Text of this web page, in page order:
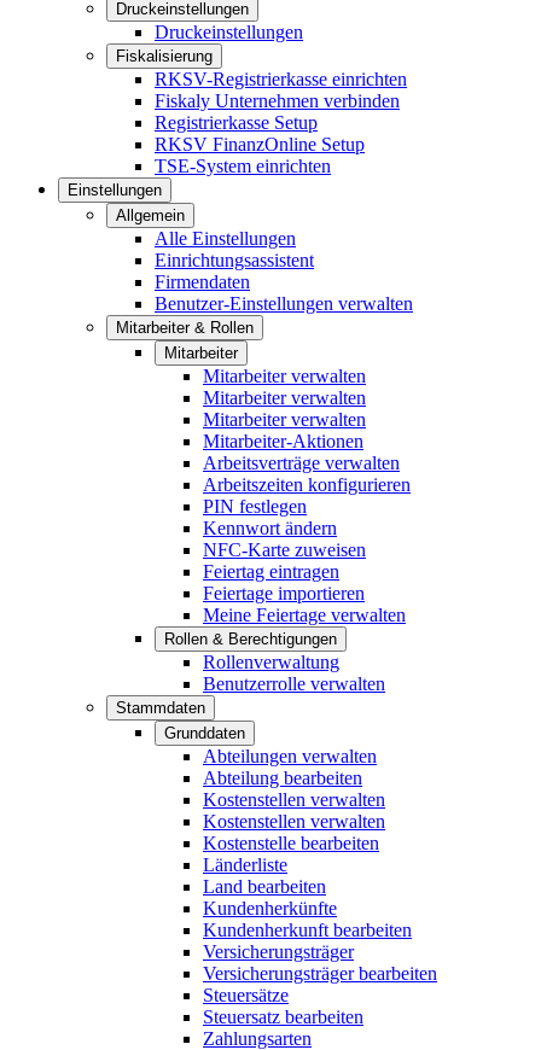
Druckeinstellungen
Druckeinstellungen
Fiskalisierung
RKSV-Registrierkasse einrichten
Fiskaly Unternehmen verbinden
Registrierkasse Setup
RKSV FinanzOnline Setup
TSE-System einrichten
Einstellungen
Allgemein
Alle Einstellungen
Einrichtungsassistent
Firmendaten
Benutzer-Einstellungen verwalten
Mitarbeiter & Rollen
Mitarbeiter
Mitarbeiter verwalten
Mitarbeiter verwalten
Mitarbeiter verwalten
Mitarbeiter-Aktionen
Arbeitsverträge verwalten
Arbeitszeiten konfigurieren
PIN festlegen
Kennwort ändern
NFC-Karte zuweisen
Feiertag eintragen
Feiertage importieren
Meine Feiertage verwalten
Rollen & Berechtigungen
Rollenverwaltung
Benutzerrolle verwalten
Stammdaten
Grunddaten
Abteilungen verwalten
Abteilung bearbeiten
Kostenstellen verwalten
Kostenstellen verwalten
Kostenstelle bearbeiten
Länderliste
Land bearbeiten
Kundenherkünfte
Kundenherkunft bearbeiten
Versicherungsträger
Versicherungsträger bearbeiten
Steuersätze
Steuersatz bearbeiten
Zahlungsarten